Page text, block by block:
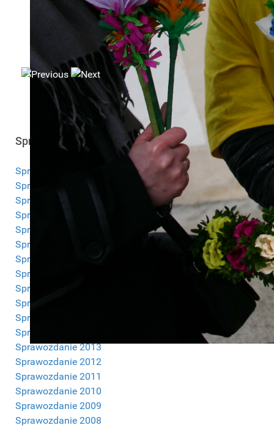
KRS: 0000251817
Sprawozdania
Sprawozdanie 2025
Sprawozdanie 2024
Sprawozdanie 2023
Sprawozdanie 2022
Sprawozdanie 2021
Sprawozdanie 2020
Sprawozdanie 2019
Sprawozdanie 2018
Sprawozdanie 2017
Sprawozdanie 2016
Sprawozdanie 2015
Sprawozdanie 2014
Sprawozdanie 2013
Sprawozdanie 2012
Sprawozdanie 2011
Sprawozdanie 2010
Sprawozdanie 2009
Sprawozdanie 2008